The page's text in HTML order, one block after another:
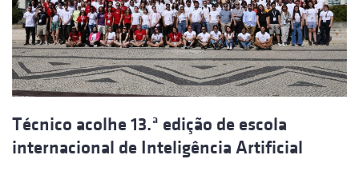
Técnico acolhe 13.ª edição de escola
internacional de Inteligência Artificial